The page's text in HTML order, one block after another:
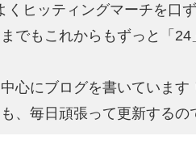
くヒッティングマーチを口
でもこれからもずっと「24
心にブログを書いています
、毎日頑張って更新するの